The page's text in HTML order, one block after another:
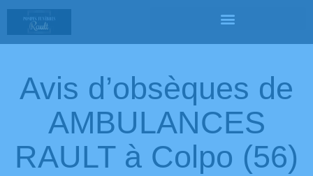
Avis d’obsèques de
AMBULANCES
RAULT à Colpo (56)